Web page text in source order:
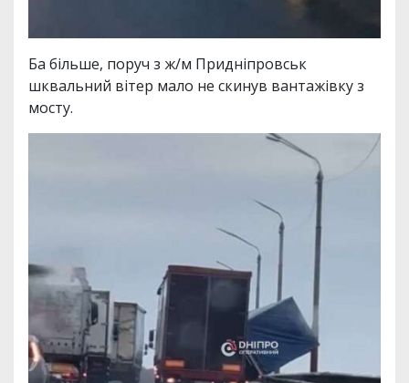
Ба більше, поруч з ж/м Придніпровськ
шквальний вітер мало не скинув вантажівку з
мосту.